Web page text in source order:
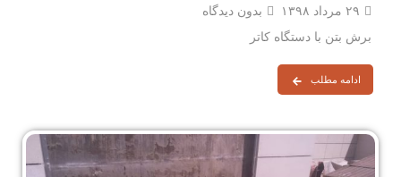
۲۹ مرداد ۱۳۹۸
بدون دیدگاه
برش بتن با دستگاه کاتر
ادامه مطلب